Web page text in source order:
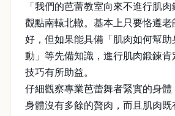
「我們的芭蕾教室向來不進行肌
觀點南轅北轍。基本上只要恪遵
好，但如果能具備「肌肉如何幫助
動」等先備知識，進行肌肉鍛鍊
技巧有所助益。
仔細觀察專業芭蕾舞者緊實的身體
身體沒有多餘的贅肉，而且肌肉既